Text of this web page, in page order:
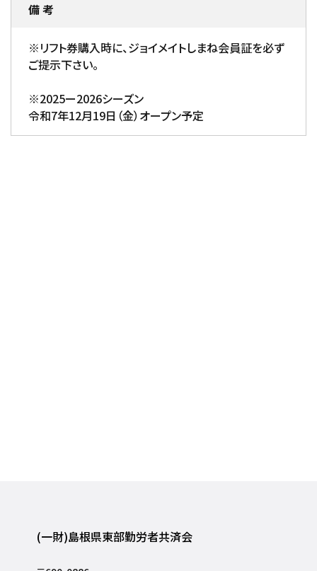
備 考
※リフト券購入時に、ジョイメイトしまね会員証を必ず
ご提示下さい。
※2025ー2026シーズン
令和7年12月19日（金）オープン予定
(一財)島根県東部勤労者共済会